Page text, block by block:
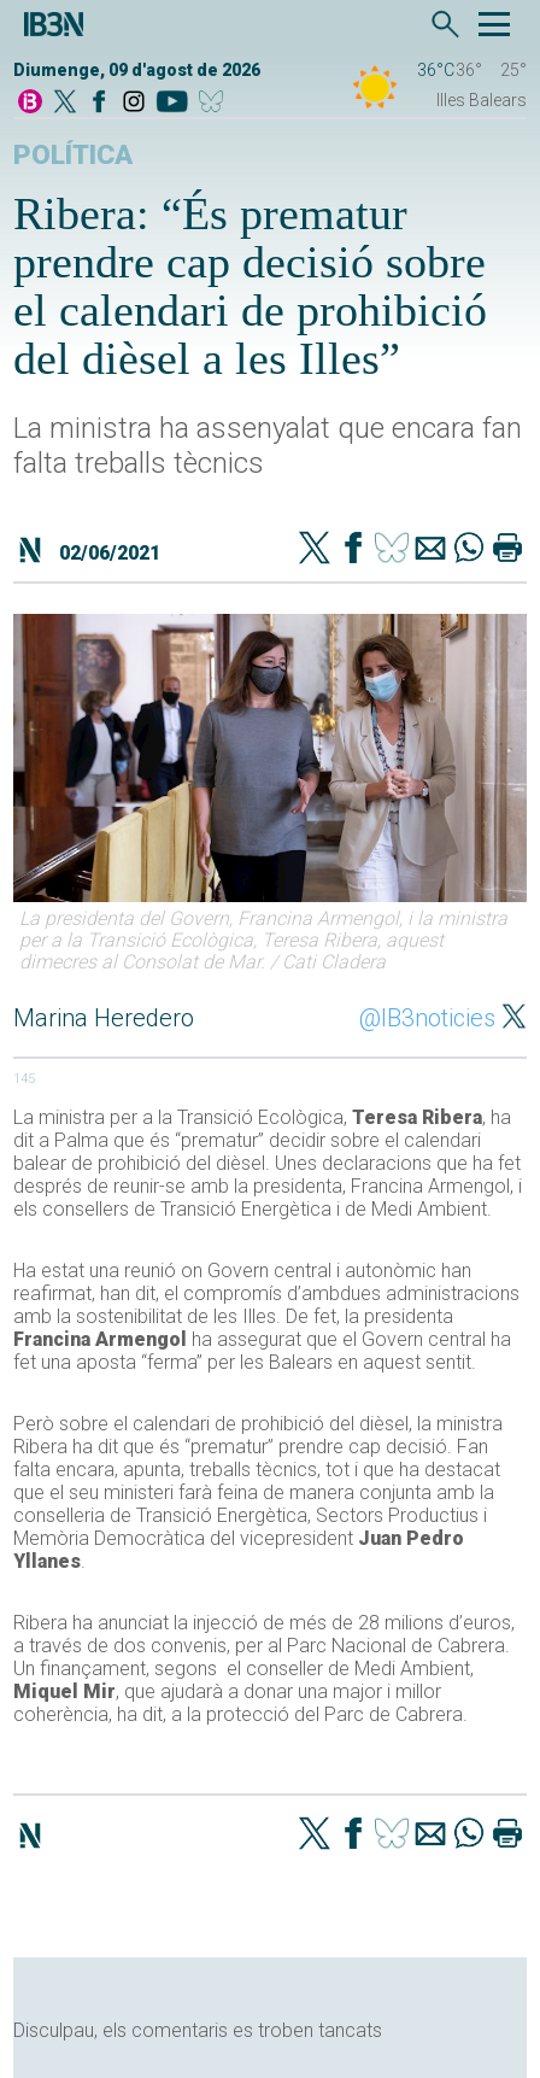
Diumenge, 09 d'agost de 2026 36°C36°
25°
Illes Balears
POLÍTICA
Ribera: “És prematur
prendre cap decisió sobre
el calendari de prohibició
del dièsel a les Illes”
La ministra ha assenyalat que encara fan
falta treballs tècnics
02/06/2021
La presidenta del Govern, Francina Armengol, i la ministra
per a la Transició Ecològica, Teresa Ribera, aquest
dimecres al Consolat de Mar. / Cati Cladera
Marina Heredero @IB3noticies
145
La ministra per a la Transició Ecològica,Teresa Ribera, ha
dit a Palma que és “prematur” decidir sobre el calendari
balear de prohibició del dièsel. Unes declaracions que ha fet
després de reunir-se amb la presidenta, Francina Armengol, i
els consellers de Transició Energètica i de Medi Ambient.
Ha estat una reunió on Govern central i autonòmic han
reafirmat, han dit, el compromís d’ambdues administracions
amb la sostenibilitat de les Illes. De fet, la presidenta
Francina Armengol
ha assegurat que el Govern central ha
fet una aposta “ferma” per les Balears en aquest sentit.
Però sobre el calendari de prohibició del dièsel, la ministra
Ribera ha dit que és “prematur” prendre cap decisió. Fan
falta encara, apunta, treballs tècnics, tot i que ha destacat
que el seu ministeri farà feina de manera conjunta amb la
conselleria de Transició Energètica, Sectors Productius i
Memòria Democràtica del vicepresident Juan Pedro
Yllanes.
Ribera ha anunciat la injecció de més de 28 milions d’euros,
a través de dos convenis, per al Parc Nacional de Cabrera.
Un finançament, segons el conseller de Medi Ambient,
Miquel Mir, que ajudarà a donar una major i millor
coherència, ha dit, a la protecció del Parc de Cabrera.
Disculpau, els comentaris es troben tancats